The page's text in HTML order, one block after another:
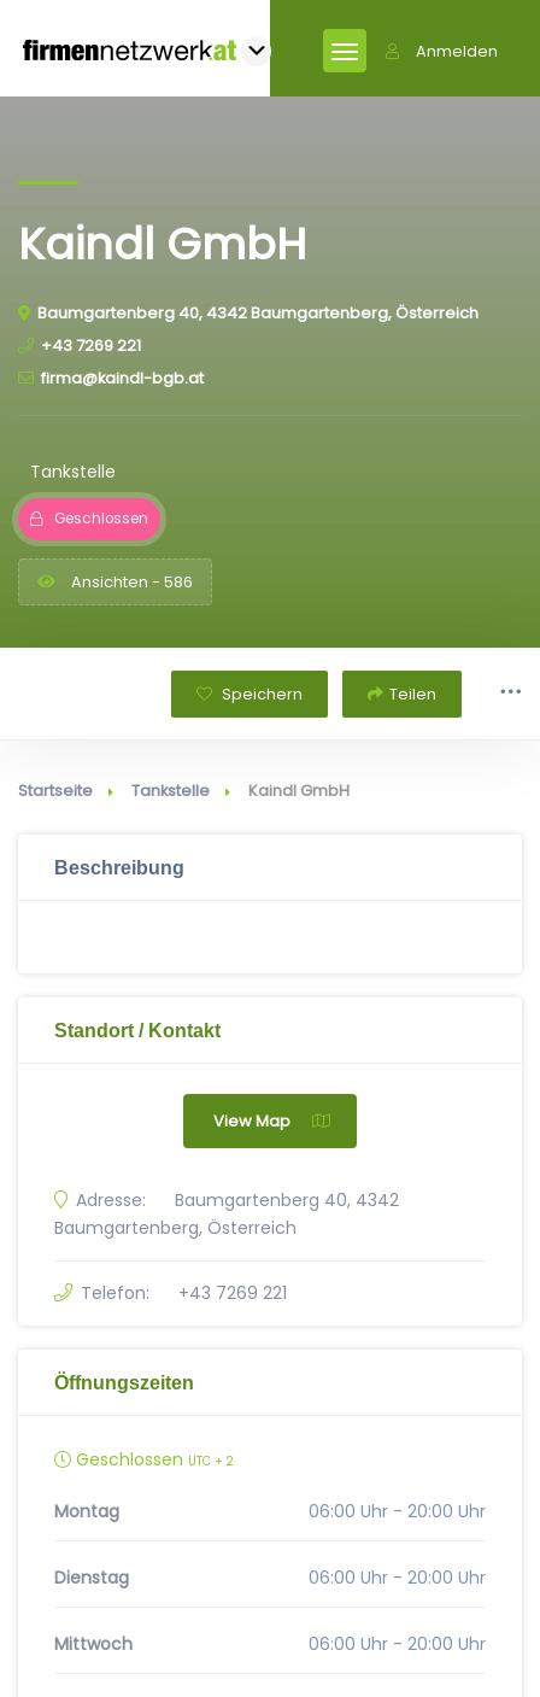
Anmelden
Kaindl GmbH
Baumgartenberg 40, 4342 Baumgartenberg, Österreich
+43 7269 221
firma@kaindl-bgb.at
Tankstelle
Geschlossen
Ansichten - 586
Speichern Teilen
Startseite Tankstelle Kaindl GmbH
Beschreibung
Standort / Kontakt
View Map
Adresse:
Baumgartenberg 40, 4342
Baumgartenberg, Österreich
Telefon: +43 7269 221
Öffnungszeiten
Geschlossen UTC + 2
Montag 06:00 Uhr - 20:00 Uhr
Dienstag 06:00 Uhr - 20:00 Uhr
Mittwoch 06:00 Uhr - 20:00 Uhr